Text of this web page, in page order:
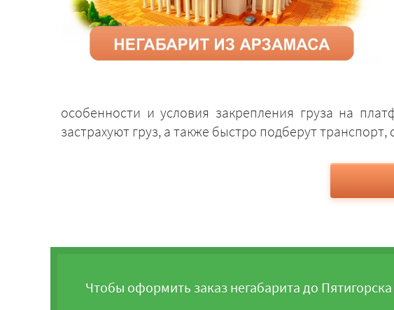
особенности и условия закрепления груза на
застрахуют груз, а также быстро подберут
Чтобы оформить заказ негабарита до